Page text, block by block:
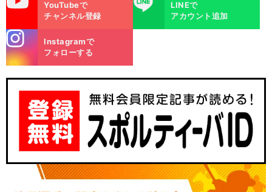
YouTubeで
チャンネル登録
LINEで
アカウント追加
m
Instagramで
フォローする